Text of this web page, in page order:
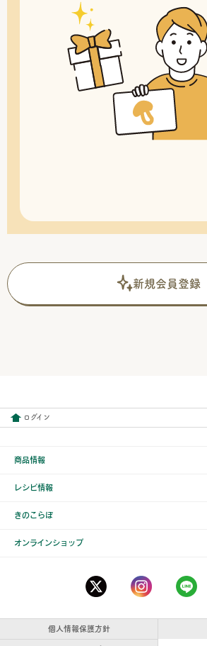
新規会員登録
ログイン
商品情報
レシピ情報
きのこらぼ
オンラインショップ
個人情報保護方針